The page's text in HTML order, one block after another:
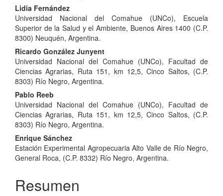
Lidia Fernández
Universidad Nacional del Comahue (UNCo), Escuela
Superior de la Salud y el Ambiente, Buenos Aires 1400 (C.P.
8300) Neuquén, Argentina.
Ricardo González Junyent
Universidad Nacional del Comahue (UNCo), Facultad de
Ciencias Agrarias, Ruta 151, km 12,5, Cinco Saltos, (C.P.
8303) Río Negro, Argentina.
Pablo Reeb
Universidad Nacional del Comahue (UNCo), Facultad de
Ciencias Agrarias, Ruta 151, km 12,5, Cinco Saltos, (C.P.
8303) Río Negro, Argentina.
Enrique Sánchez
Estación Experimental Agropecuaria Alto Valle de Río Negro,
General Roca, (C.P. 8332) Río Negro, Argentina.
Resumen